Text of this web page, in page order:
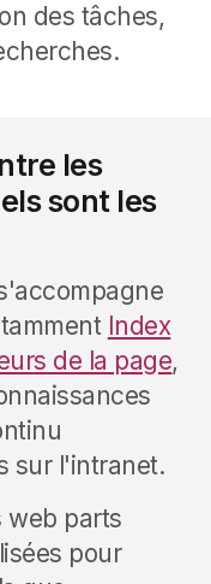
des tâches,
les
sont les
Index
de la page,
sur l'intranet.
web parts
pour